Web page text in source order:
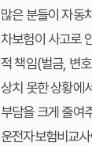
많은 분들이 자동
차보험이 사고로
적 책임(벌금, 변
상치 못한 상황에
부담을 크게 줄여
운전자보험비교